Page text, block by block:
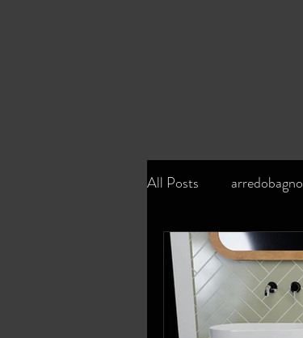
All Posts arredobagno
sostenibilità